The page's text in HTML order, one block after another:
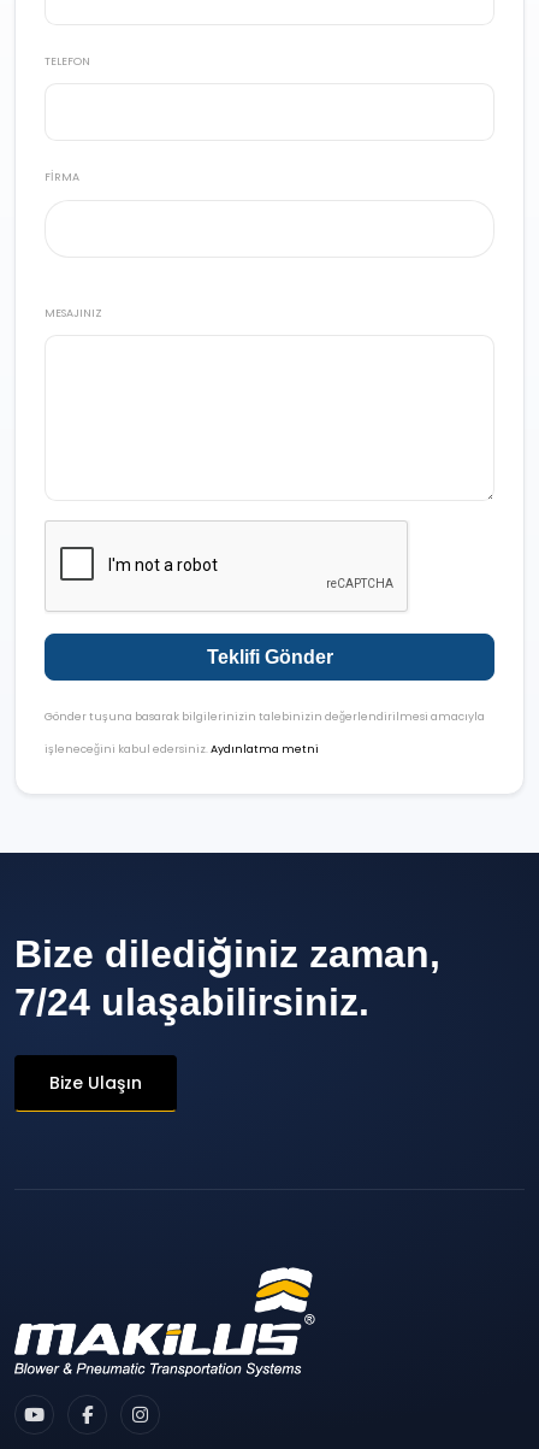
TELEFON
FIRMA
MESAJINIZ
Teklifi Gönder
Gönder tuşuna basarak bilgilerinizin talebinizin değerlendirilmesi amacıyla
işleneceğini kabul edersiniz.Aydınlatma metni
Bize dilediğiniz zaman,
7/24 ulaşabilirsiniz.
Bize Ulaşın